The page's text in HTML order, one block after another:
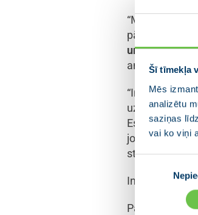
Šī tīmekļa
Mēs
analizētu
saziņas
vai ko viņi
Piekrišanas
“Mēs
pārmaiņas
un taisnīgu
amata
“Inese Lībiņa-
uzticība, viņu
Esmu
jomu un
starptautiskās
Inese Lībiņa-
Partija